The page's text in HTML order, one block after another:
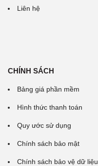
Liên hệ
CHÍNH SÁCH
Bảng giá phần mềm
Hình thức thanh toán
Quy ước sử dụng
Chính sách bảo mật
Chính sách bảo vệ dữ liệu